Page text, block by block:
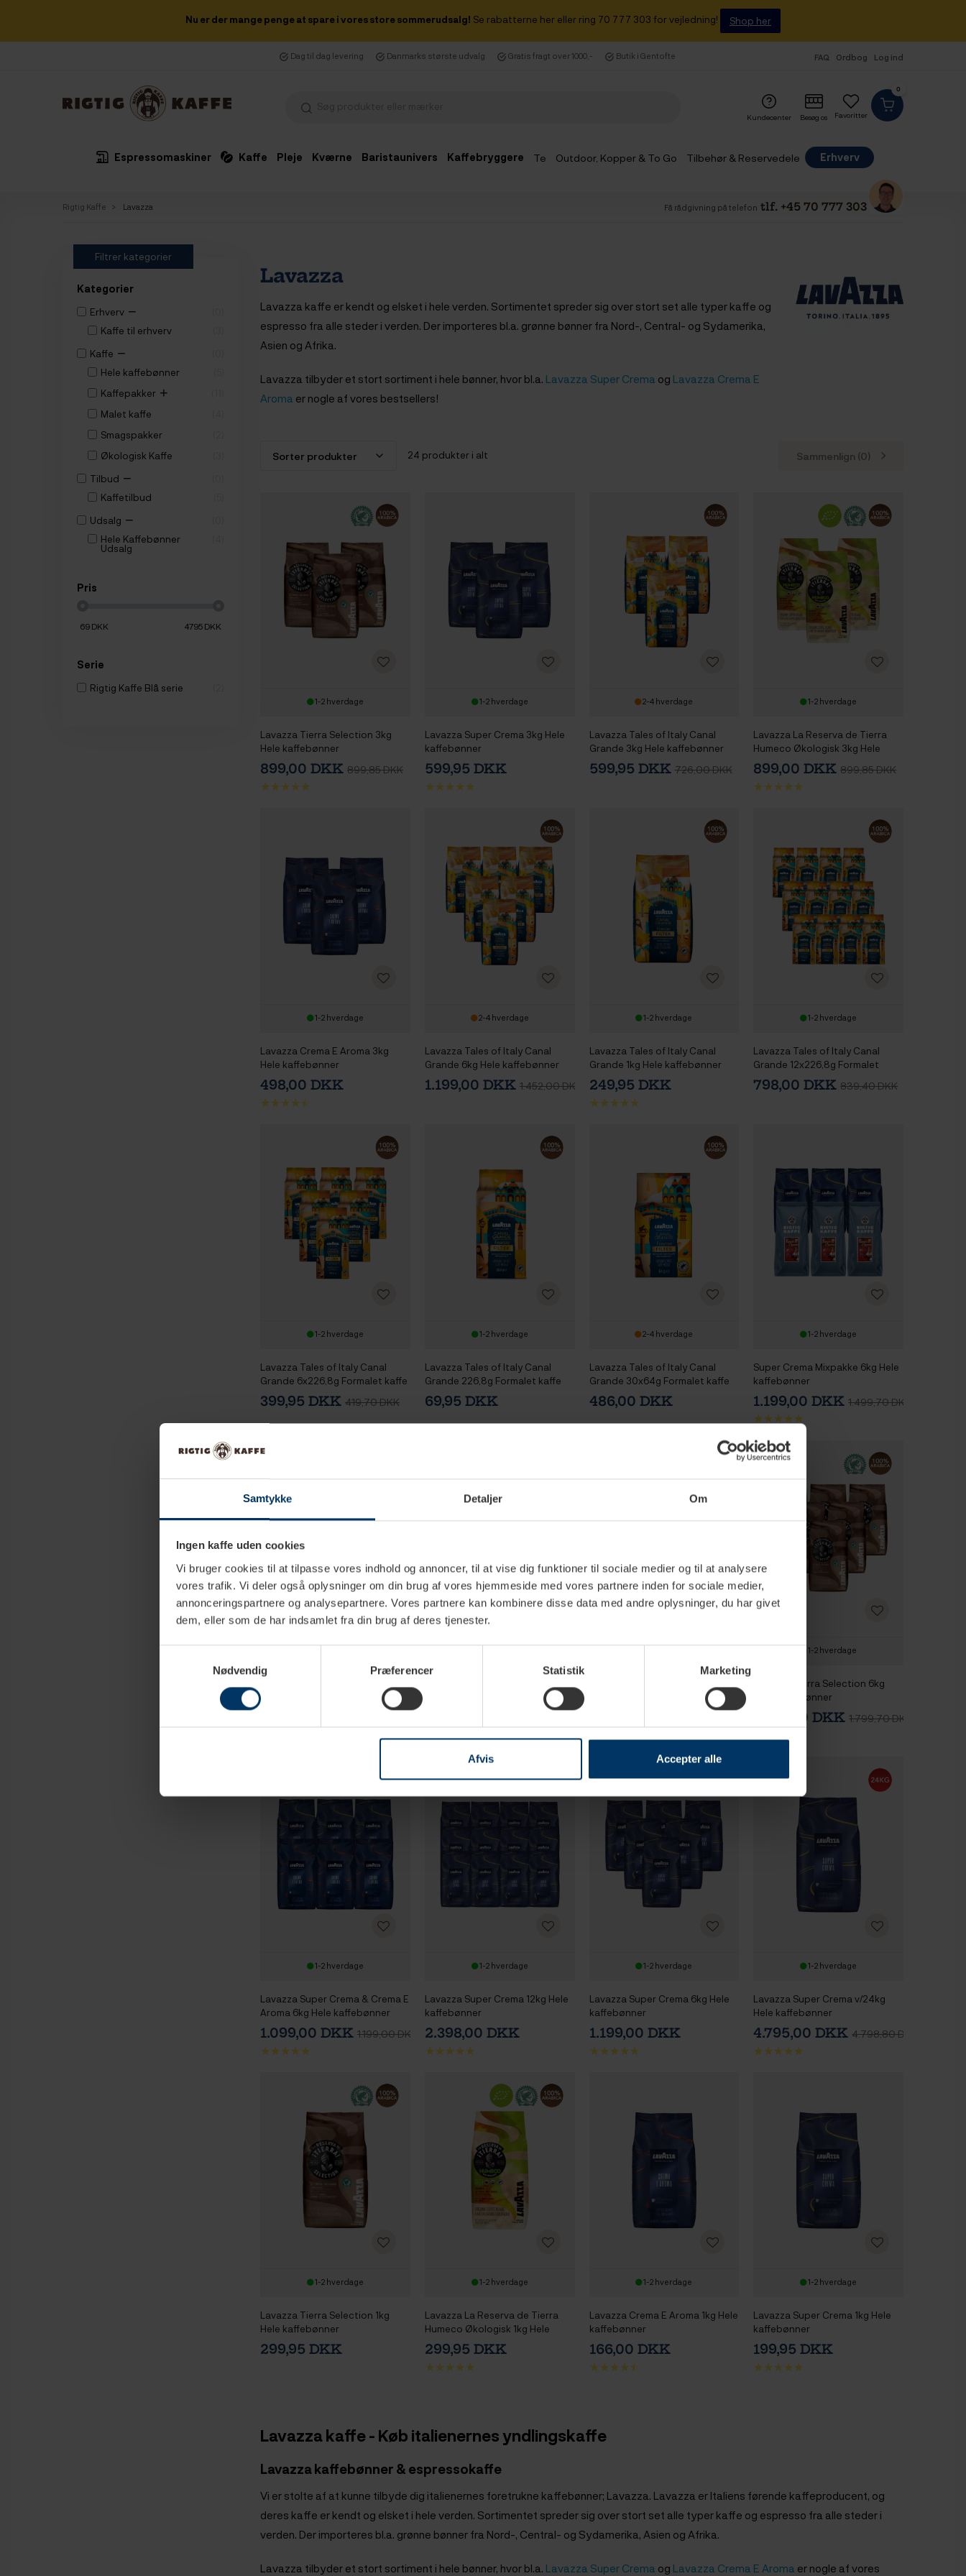
Samtykke Detaljer Om
Ingen kaffe uden cookies
Vi bruger cookies til at tilpasse vores indhold og annoncer, til at vise dig funktioner til sociale medier og til at analysere
vores trafik. Vi deler også oplysninger om din brug af vores hjemmeside med vores partnere inden for sociale medier,
annonceringspartnere og analysepartnere. Vores partnere kan kombinere disse data med andre oplysninger, du har givet
dem, eller som de har indsamlet fra din brug af deres tjenester.
Nødvendig
Præferencer Statistik Marketing
Afvis Accepter alle
Nu er der mange penge at spare i vores store sommerudsalg! Se rabatterne her eller ring 70 777 303 for vejledning! Shop her
Dag til dag levering Danmarks største udvalg Gratis fragt over 1000,- Butik i Gentofte FAQ Ordbog Log ind
0
Favoritter
Kundecenter Besøg os
Espressomaskiner Kaffe Pleje Kværne Baristaunivers Kaffebryggere Te Outdoor, Kopper & To Go Tilbehør & Reservedele
Erhverv
Rigtig Kaffe Lavazza Få rådgivning på telefon tlf. +45 70 777 303
Filtrer kategorier
Kategorier
Erhverv −
Kaffe til erhverv
Kaffe −
Hele kaffebønner
Kaffepakker +
Malet kaffe
Smagspakker
Økologisk Kaffe
Tilbud −
Kaffetilbud
Udsalg −
Hele Kaffebønner
Udsalg
Pris
69DKK 4795DKK
Serie
Rigtig Kaffe Blå serie
Lavazza
Lavazza kaffe er kendt og elsket i hele verden. Sortimentet spreder sig over stort set alle typer kaffe og
espresso fra alle steder i verden. Der importeres bl.a. grønne bønner fra Nord-, Central- og Sydamerika,
Asien og Afrika.
Lavazza tilbyder et stort sortiment i hele bønner, hvor bl.a. Lavazza Super Crema og Lavazza Crema E
Aroma er nogle af vores bestsellers!
24 produkter i alt Sammenlign (0)
1-2 hverdage
Lavazza Tierra Selection 3kg
Hele kaffebønner
899,00 DKK 899,85 DKK
1-2 hverdage
Lavazza Super Crema 3kg Hele
kaffebønner
599,95 DKK
2-4 hverdage
Lavazza Tales of Italy Canal
Grande 3kg Hele kaffebønner
599,95 DKK 726,00 DKK
1-2 hverdage
Lavazza La Reserva de Tierra
Humeco Økologisk 3kg Hele
kaffebønner
899,00 DKK899,85 DKK
1-2 hverdage
Lavazza Crema E Aroma 3kg
Hele kaffebønner
498,00 DKK
2-4 hverdage
Lavazza Tales of Italy Canal
Grande 6kg Hele kaffebønner
1.199,00 DKK 1.452,00 DKK
1-2 hverdage
Lavazza Tales of Italy Canal
Grande 1kg Hele kaffebønner
249,95 DKK
1-2 hverdage
Lavazza Tales of Italy Canal
Grande 12x226,8g Formalet
kaffe
798,00 DKK839,40 DKK
1-2 hverdage
Lavazza Tales of Italy Canal
Grande 6x226,8g Formalet kaffe
399,95 DKK 419,70 DKK
1-2 hverdage
Lavazza Tales of Italy Canal
Grande 226,8g Formalet kaffe
69,95 DKK
2-4 hverdage
Lavazza Tales of Italy Canal
Grande 30x64g Formalet kaffe
486,00 DKK
1-2 hverdage
Super Crema Mixpakke 6kg Hele
kaffebønner
1.199,00 DKK1.499,70 DKK
6kg Hele kaffebønner
Humeco Økologisk 6kg Hele
1-2 hverdage
Lavazza Tierra Selection 6kg
Hele kaffebønner
1.799,00 DKK1.799,70 DKK
1-2 hverdage
Lavazza Super Crema & Crema E
Aroma 6kg Hele kaffebønner
1.099,00 DKK 1.199,00 DKK
1-2 hverdage
Lavazza Super Crema 12kg Hele
kaffebønner
2.398,00 DKK
1-2 hverdage
Lavazza Super Crema 6kg Hele
kaffebønner
1.199,00 DKK
1-2 hverdage
Lavazza Super Crema v/24kg
Hele kaffebønner
4.795,00 DKK4.798,80 DKK
1-2 hverdage
Lavazza Tierra Selection 1kg
Hele kaffebønner
299,95 DKK
1-2 hverdage
Lavazza La Reserva de Tierra
Humeco Økologisk 1kg Hele
kaffebønner
299,95 DKK
1-2 hverdage
Lavazza Crema E Aroma 1kg Hele
kaffebønner
166,00 DKK
1-2 hverdage
Lavazza Super Crema 1kg Hele
kaffebønner
199,95 DKK
Lavazza kaffe - Køb italienernes yndlingskaffe
Lavazza kaffebønner & espressokaffe
Vi er stolte af at kunne tilbyde dig italienernes foretrukne kaffebønner; Lavazza. Lavazza er Italiens førende kaffeproducent, og
deres kaffe er kendt og elsket i hele verden. Sortimentet spreder sig over stort set alle typer kaffe og espresso fra alle steder i
verden. Der importeres bl.a. grønne bønner fra Nord-, Central- og Sydamerika, Asien og Afrika.
Lavazza tilbyder et stort sortiment i hele bønner, hvor bl.a. Lavazza Super Crema og Lavazza Crema E Aroma er nogle af vores